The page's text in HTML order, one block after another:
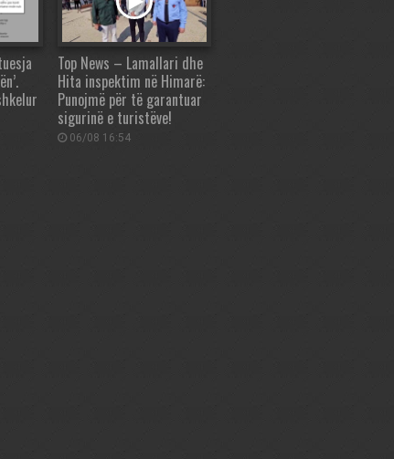
Top News – Lamallari dhe
Hita inspektim në Himarë:
Punojmë për të garantuar
sigurinë e turistëve!
06/08 16:54